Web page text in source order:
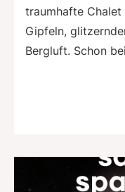
traumhafte Chalet
Gipfeln,
Bergluft. Schon